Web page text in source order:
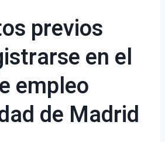
previos
en el
empleo
de Madrid